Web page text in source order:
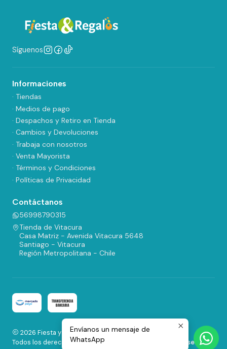
Síguenos
Informaciones
· Tiendas
· Medios de pago
· Despachos y Retiro en Tienda
· Cambios y Devoluciones
· Trabaja con nosotros
· Venta Mayorista
· Términos y Condiciones
· Políticas de Privacidad
Contáctanos
56998790315
Tienda de Vitacura
Casa Matriz - Avenida Vitacura 5648
Santiago - Vitacura
Región Metropolitana - Chile
2026 Fiesta y Regalos.
Todos los derechos reservados.
Desarrollado por Jumpseller.
Envíanos un mensaje de
WhatsApp